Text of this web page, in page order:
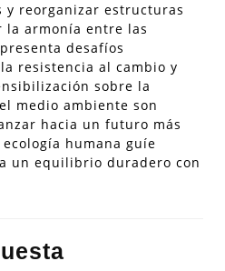
y reorganizar estructuras
la armonía entre las
desafíos
resistencia al cambio y
sobre la
medio ambiente son
hacia un futuro más
humana guíe
un equilibrio duradero con